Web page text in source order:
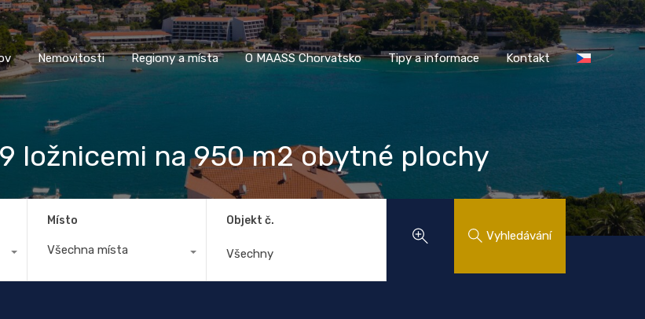
Nemovitosti Regiony a místa O MAASS Chorvatsko Tipy a informace Kontakt
Nemovitosti Regiony a místa O MAASS Chorvatsko Tipy a informace Kontakt
ložnicemi na 950 m2 obytné plochy
Místo
Všechna místa
Objekt č.
Vyhledávání